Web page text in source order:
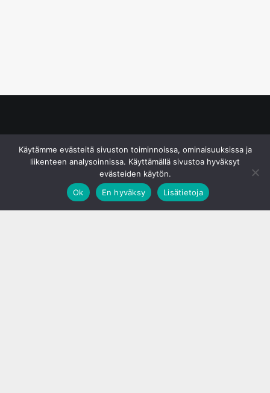
Käytämme evästeitä sivuston toiminnoissa, ominaisuuksissa ja
liikenteen analysoinnissa. Käyttämällä sivustoa hyväksyt
evästeiden käytön.
Ok
En hyväksy Lisätietoja